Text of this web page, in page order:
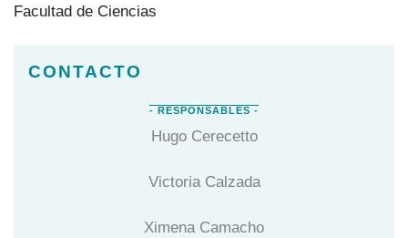
Facultad de Ciencias
Hugo Cerecetto
Victoria Calzada
Ximena Camacho